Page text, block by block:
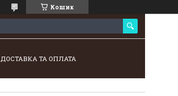
Кошик
ДОСТАВКА ТА ОПЛАТА